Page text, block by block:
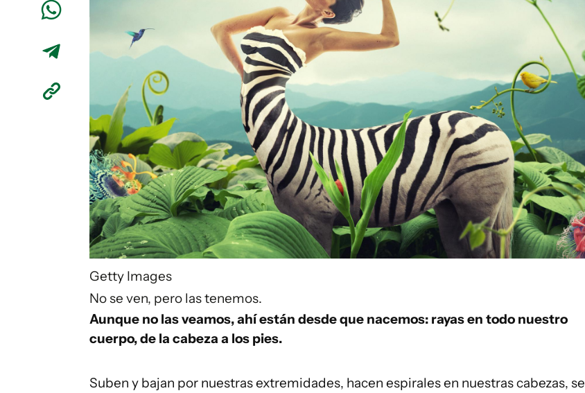
Getty Images
No se ven, pero las tenemos.
Aunque no las veamos, ahí están desde que nacemos: rayas en todo nuestro
cuerpo, de la cabeza a los pies.
Suben y bajan por nuestras extremidades, hacen espirales en nuestras cabezas, se